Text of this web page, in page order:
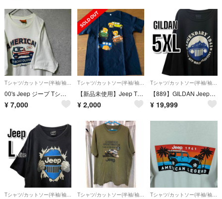
Tシャツ/カットソー(半袖/袖なし)
00's Jeep ジープ Tシャツ 半袖 企業ロゴ 車 ゆるダボ 2XL
¥ 7,000
Tシャツ/カットソー(半袖/袖なし)
【新品未使用】Jeep Tシャツ ネイビーM
¥ 2,000
Tシャツ/カットソー(半袖/袖なし)
【889】GILDAN Jeepギルダン 大きめUSA古着 半袖Tシャツ
¥ 19,999
Tシャツ/カットソー(半袖/袖なし) Tシャツ/カットソー(半袖/袖なし) Tシャツ/カットソー(半袖/袖なし)